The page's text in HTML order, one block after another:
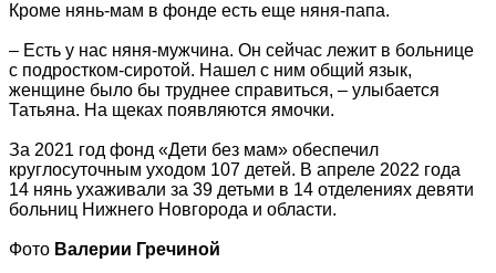
Кроме нянь-мам в фонде есть еще няня-папа.
– Есть у нас няня-мужчина. Он сейчас лежит в больнице
с подростком-сиротой. Нашел с ним общий язык,
женщине было бы труднее справиться, – улыбается
Татьяна. На щеках появляются ямочки.
За 2021 год фонд «Дети без мам» обеспечил
круглосуточным уходом 107 детей. В апреле 2022 года
14 нянь ухаживали за 39 детьми в 14 отделениях девяти
больниц Нижнего Новгорода и области.
Фото Валерии Гречиной